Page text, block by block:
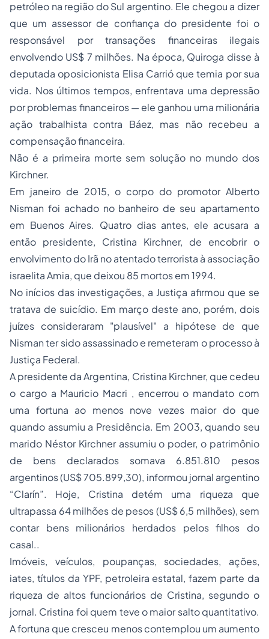
petróleo na região do Sul argentino. Ele chegou a dizer
que um assessor de confiança do presidente foi o
responsável por transações financeiras ilegais
envolvendo US$ 7 milhões. Na época, Quiroga disse à
deputada oposicionista Elisa Carrió que temia por sua
vida. Nos últimos tempos, enfrentava uma depressão
por problemas financeiros — ele ganhou uma milionária
ação trabalhista contra Báez, mas não recebeu a
compensação financeira.
Não é a primeira morte sem solução no mundo dos
Kirchner.
Em janeiro de 2015, o corpo do promotor Alberto
Nisman foi achado no banheiro de seu apartamento
em Buenos Aires. Quatro dias antes, ele acusara a
então presidente, Cristina Kirchner, de encobrir o
envolvimento do Irã no atentado terrorista à associação
israelita Amia, que deixou 85 mortos em 1994.
No inícios das investigações, a Justiça afirmou que se
tratava de suicídio. Em março deste ano, porém, dois
juízes consideraram "plausível" a hipótese de que
Nisman ter sido assassinado e remeteram oprocessoà
Justiça Federal.
A presidente da Argentina, Cristina Kirchner, que cedeu
o cargo a Mauricio Macri , encerrou o mandato com
uma fortuna ao menos nove vezes maior do que
quando assumiu a Presidência. Em 2003, quando seu
marido Néstor Kirchner assumiu o poder, o patrimônio
de bens declarados somava 6.851.810 pesos
argentinos (US$ 705.899,30), informou jornal argentino
“Clarín”. Hoje, Cristina detém uma riqueza que
ultrapassa 64 milhões de pesos (US$ 6,5 milhões), sem
contar bens milionários herdados pelos filhos do
casal..
Imóveis, veículos, poupanças, sociedades, ações,
iates, títulos da YPF, petroleira estatal, fazem parte da
riqueza de altos funcionários de Cristina, segundo o
jornal. Cristina foi quem teve o maior salto quantitativo.
A fortuna que cresceu menos contemplou um aumento